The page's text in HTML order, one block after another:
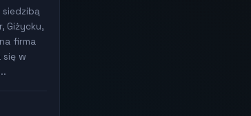
siedzibą
Giżycku,
firma
się w